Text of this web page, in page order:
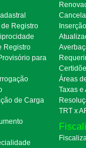
Registro
Registro
para
de Carga
Áreas
Taxas e
TRT x